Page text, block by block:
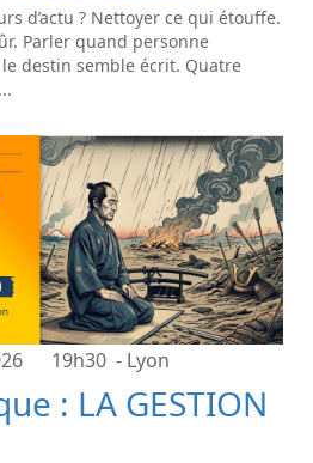
d’actu ? Nettoyer ce qui étouffe.
Parler quand personne
destin semble écrit. Quatre
19h30 - Lyon
: LA GESTION